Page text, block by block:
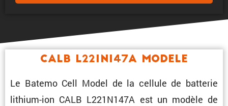
CALB L221N147A Modele
Le Batemo Cell Model de la cellule de batterie
lithium-ion CALB L221N147A est un modèle de